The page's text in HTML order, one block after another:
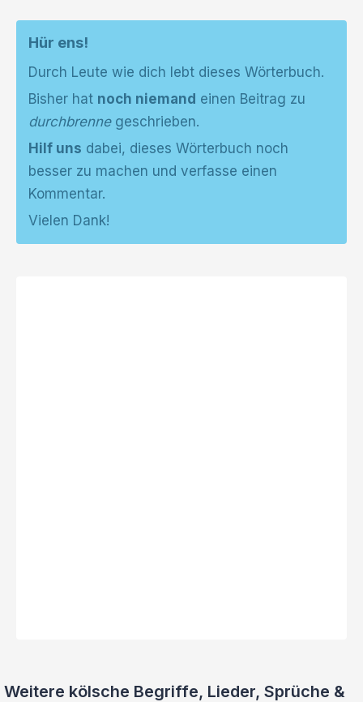
Hür ens!
Durch Leute wie dich lebt dieses Wörterbuch.
Bisher hat noch niemand einen Beitrag zu
durchbrennegeschrieben.
Hilf uns dabei, dieses Wörterbuch noch
besser zu machen und verfasse einen
Kommentar.
Vielen Dank!
Weitere kölsche Begriffe, Lieder, Sprüche &